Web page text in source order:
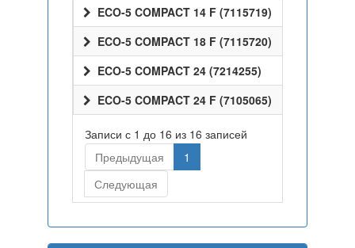
ECO-5 COMPACT 14 F (7115719)
ECO-5 COMPACT 18 F (7115720)
ECO-5 COMPACT 24 (7214255)
ECO-5 COMPACT 24 F (7105065)
Записи с 1 до 16 из 16 записей
Предыдущая
1
Следующая